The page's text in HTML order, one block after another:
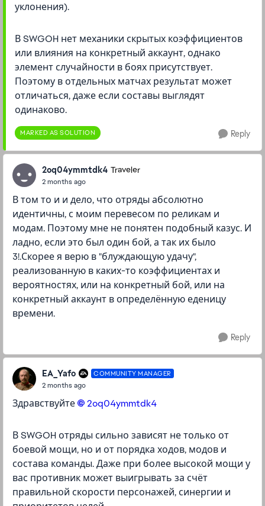
уклонения).
В SWGOH нет механики скрытых коэффициентов
или влияния на конкретный аккаунт, однако
элемент случайности в боях присутствует.
Поэтому в отдельных матчах результат может
отличаться, даже если составы выглядят
одинаково.
MARKED AS SOLUTION Reply
2oq04ymmtdk4 Traveler
2 months ago
В том то и и дело, что отряды абсолютно
идентичны, с моим перевесом по реликам и
модам. Поэтому мне не понятен подобный казус. И
ладно, если это был один бой, а так их было
3!.Скорее я верю в "блуждающую удачу",
реализованную в каких-то коэффициентах и
вероятностях, или на конкретный бой, или на
конкретный аккаунт в определённую еденицу
времени.
Reply
EA_Yafo COMMUNITY MANAGER
2 months ago
Здравствуйте 2oq04ymmtdk4​
В SWGOH отряды сильно зависят не только от
боевой мощи, но и от порядка ходов, модов и
состава команды. Даже при более высокой мощи у
вас противник может выигрывать за счёт
правильной скорости персонажей, синергии и